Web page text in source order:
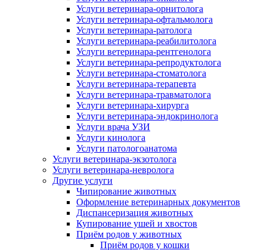
Услуги ветеринара-орнитолога
Услуги ветеринара-офтальмолога
Услуги ветеринара-ратолога
Услуги ветеринара-реабилитолога
Услуги ветеринара-рентгенолога
Услуги ветеринара-репродуктолога
Услуги ветеринара-стоматолога
Услуги ветеринара-терапевта
Услуги ветеринара-травматолога
Услуги ветеринара-хирурга
Услуги ветеринара-эндокринолога
Услуги врача УЗИ
Услуги кинолога
Услуги патологоанатома
Услуги ветеринара-экзотолога
Услуги ветеринара-невролога
Другие услуги
Чипирование животных
Оформление ветеринарных документов
Диспансеризация животных
Купирование ушей и хвостов
Приём родов у животных
Приём родов у кошки